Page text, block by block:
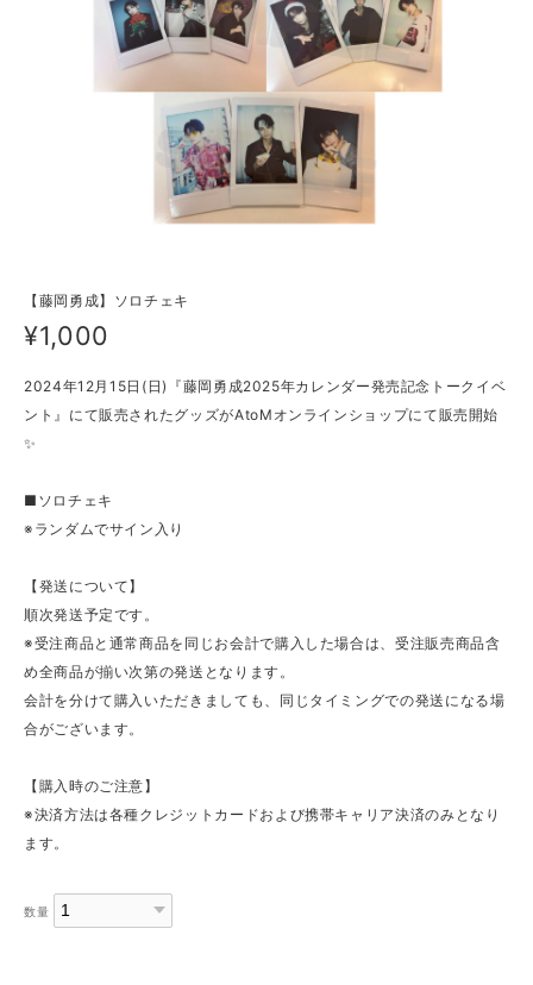
【藤岡勇成】ソロチェキ
¥1,000
2024年12月15日(日)『藤岡勇成2025年カレンダー発売記念トークイベ
ント』にて販売されたグッズがAtoMオンラインショップにて販売開始
✨
■ソロチェキ
※ランダムでサイン入り
【発送について】
順次発送予定です。
※受注商品と通常商品を同じお会計で購入した場合は、受注販売商品含
め全商品が揃い次第の発送となります。
会計を分けて購入いただきましても、同じタイミングでの発送になる場
合がございます。
【購入時のご注意】
※決済方法は各種クレジットカードおよび携帯キャリア決済のみとなり
ます。
数量